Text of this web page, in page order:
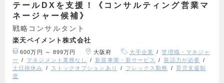
テールDXを支援！《コンサルティング営業マ
ネージャー候補》
戦略コンサルタント
楽天ペイメント株式会社
600万円 ～ 899万円 大阪府 大手企業
管理職・マネジャ
ー
マネジメント業務なし 新規事業・新サービス
英語力が必要
土日祝休み
ストックオプションあり フレックス勤務
育児支援制
度